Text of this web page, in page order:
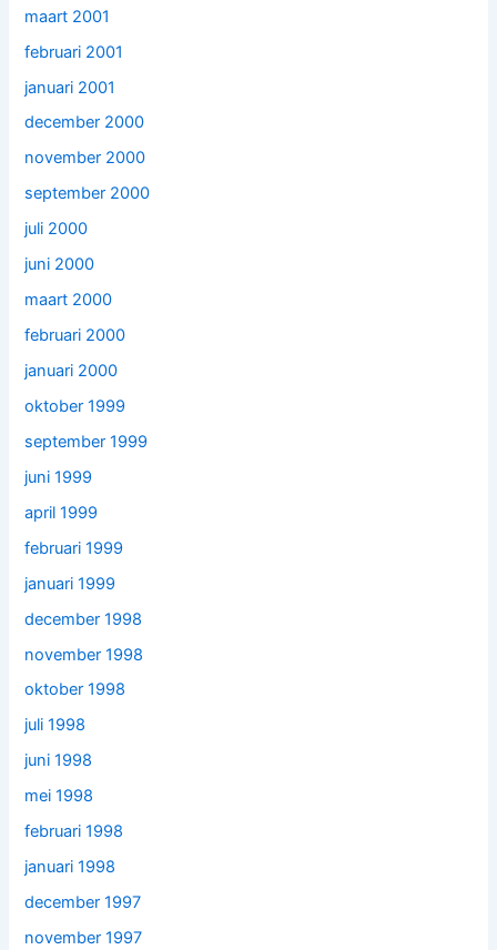
maart 2001
februari 2001
januari 2001
december 2000
november 2000
september 2000
juli 2000
juni 2000
maart 2000
februari 2000
januari 2000
oktober 1999
september 1999
juni 1999
april 1999
februari 1999
januari 1999
december 1998
november 1998
oktober 1998
juli 1998
juni 1998
mei 1998
februari 1998
januari 1998
december 1997
november 1997